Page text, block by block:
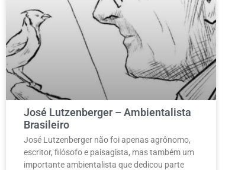
José Lutzenberger – Ambientalista
Brasileiro
José Lutzenberger não foi apenas agrônomo,
escritor, filósofo e paisagista, mas também um
importante ambientalista que dedicou parte